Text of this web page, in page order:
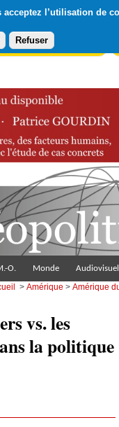
l’utilisation de
Refuser
la Lettre du Diploweb
O. Monde Audiovisuel
>Amérique >Amérique
vs. les
la politique